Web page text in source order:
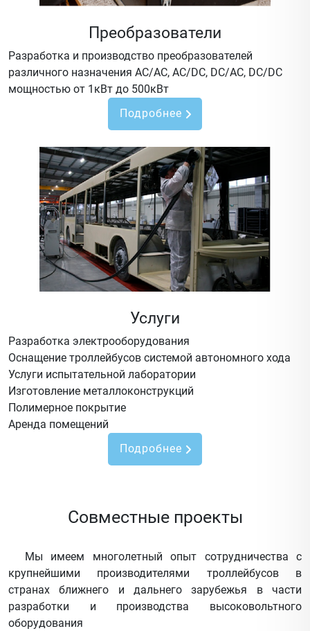
Преобразователи
Разработка и производство преобразователей
различного назначения AC/AC, AC/DC, DC/AC, DC/DC
мощностью от 1кВт до 500кВт
Подробнее
Услуги
Разработка электрооборудования
Оснащение троллейбусов системой автономного хода
Услуги испытательной лаборатории
Изготовление металлоконструкций
Полимерное покрытие
Аренда помещений
Подробнее
Совместные проекты
Мы имеем многолетный опыт сотрудничества с
крупнейшими производителями троллейбусов в
странах ближнего и дальнего зарубежья в части
разработки и производства высоковольтного
оборудования